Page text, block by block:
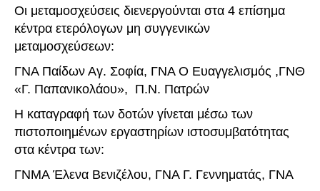
Οι μεταμοσχεύσεις διενεργούνται στα 4 επίσημα
κέντρα ετερόλογων μη συγγενικών
μεταμοσχεύσεων:
ΓΝΑ Παίδων Αγ. Σοφία, ΓΝΑ Ο Ευαγγελισμός ,ΓΝΘ
«Γ. Παπανικολάου», Π.Ν. Πατρών
Η καταγραφή των δοτών γίνεται μέσω των
πιστοποιημένων εργαστηρίων ιστοσυμβατότητας
στα κέντρα των:
ΓΝΜΑ Έλενα Βενιζέλου, ΓΝΑ Γ. Γεννηματάς, ΓΝΑ